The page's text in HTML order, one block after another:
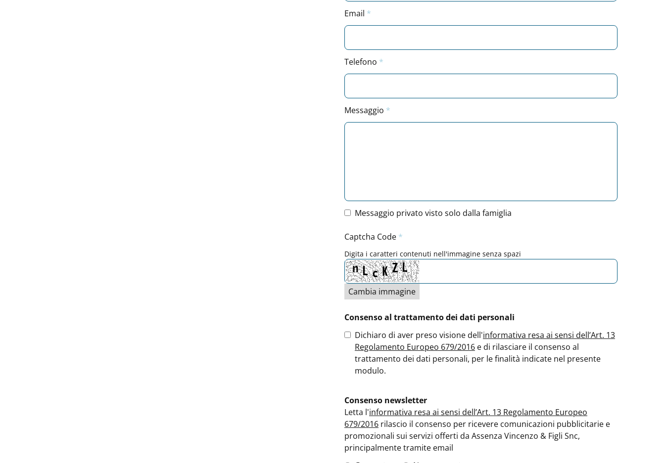
Email
Telefono
Messaggio
Messaggio privato visto solo dalla famiglia
Captcha Code
Digita i caratteri contenuti nell'immagine senza spazi
Cambia immagine
Consenso al trattamento dei dati personali
Dichiaro di aver preso visione dell'informativa resa ai sensi dell’Art. 13
Regolamento Europeo 679/2016 e di rilasciare il consenso al
trattamento dei dati personali, per le finalità indicate nel presente
modulo.
Consenso newsletter
Letta l'informativa resa ai sensi dell’Art. 13 Regolamento Europeo
679/2016 rilascio il consenso per ricevere comunicazioni pubblicitarie e
promozionali sui servizi offerti da Assenza Vincenzo & Figli Snc,
principalmente tramite email